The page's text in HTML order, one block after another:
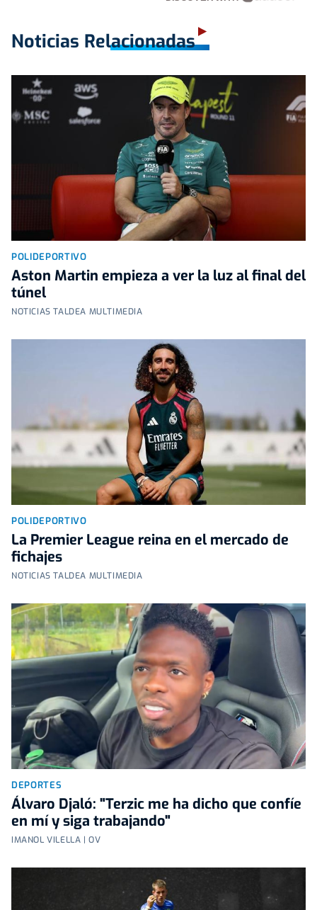
Noticias Relacionadas
POLIDEPORTIVO
Aston Martin empieza a ver la luz al final del
túnel
NOTICIAS TALDEA MULTIMEDIA
POLIDEPORTIVO
La Premier League reina en el mercado de
fichajes
NOTICIAS TALDEA MULTIMEDIA
DEPORTES
Álvaro Djaló: "Terzic me ha dicho que confíe
en mí y siga trabajando"
IMANOL VILELLA | OV